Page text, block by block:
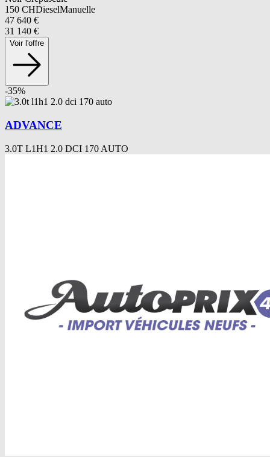
150 CHDieselManuelle
47 640 €
31 140 €
Voir l'offre
-35%
ADVANCE
3.0T L1H1 2.0 DCI 170 AUTO